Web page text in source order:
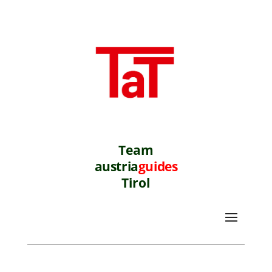
Team
austriaguides
Tirol